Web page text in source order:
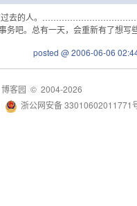
生活在过去的人。
吧。总有一天，会重新有了想写
posted @ 2006-06-06
博客园 © 2004-2026
浙公网安备 33010602011771